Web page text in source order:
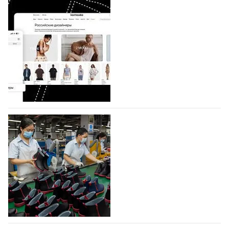
BALLINA представит свои новинки на Euro
Shoes
Компания BALLINA Guangzhou Lihuang Footwear
Co., Ltd., основанная в 2011 году и расположенная в
Гуанчжоу, столице моды Китая, является
профессиональной обувной компанией,
объединяющей разработку, производство и…
07.08.2026 554
На платформе Lamoda - новый раздел и
условия продвижения локальных
дизайнерских марок
Российский маркетплейс Lamoda решил обновить
раздел для продажи продукции локальных
дизайнерских марок одежды, обуви и аксессуаров.
Бренды также получат маркетинговую…
06.08.2026 736